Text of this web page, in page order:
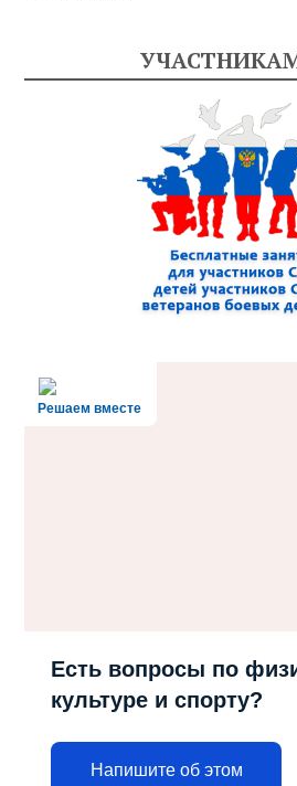
Решаем вместе
Есть вопросы по
культуре и спорту?
Напишите об этом